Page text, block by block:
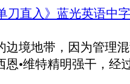
刀直入》蓝光英语中字
边境地带，因为管理
•维特精明强干，经